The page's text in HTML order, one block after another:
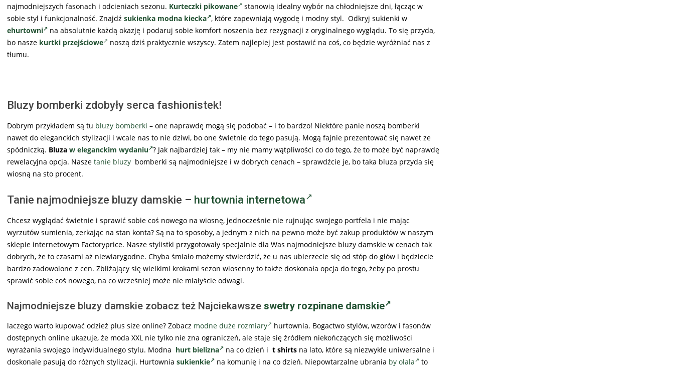
najmodniejszych fasonach i odcieniach sezonu. Kurteczki pikowane
stanowią idealny wybór na chłodniejsze dni, łącząc w
sobie styl i funkcjonalność. Znajdź sukienka modna kiecka , które zapewniają wygodę i modny styl. Odkryj sukienki w
ehurtowni
na absolutnie każdą okazję i podaruj sobie komfort noszenia bez rezygnacji z oryginalnego wyglądu. To się przyda,
bo nasze kurtki przejściowe
noszą dziś praktycznie wszyscy. Zatem najlepiej jest postawić na coś, co będzie wyróżniać nas z
tłumu.
Bluzy bomberki zdobyły serca fashionistek!
Dobrym przykładem są tu bluzy bomberki – one naprawdę mogą się podobać – i to bardzo! Niektóre panie noszą bomberki
nawet do eleganckich stylizacji i wcale nas to nie dziwi, bo one świetnie do tego pasują. Mogą fajnie prezentować się nawet ze
spódniczką. Bluza w eleganckim wydaniu ? Jak najbardziej tak – my nie mamy wątpliwości co do tego, że to może być naprawdę
rewelacyjna opcja. Nasze tanie bluzy bomberki są najmodniejsze i w dobrych cenach – sprawdźcie je, bo taka bluza przyda się
wiosną na sto procent.
Tanie najmodniejsze bluzy damskie – hurtownia internetowa
Chcesz wyglądać świetnie i sprawić sobie coś nowego na wiosnę, jednocześnie nie rujnując swojego portfela i nie mając
wyrzutów sumienia, zerkając na stan konta? Są na to sposoby, a jednym z nich na pewno może być zakup produktów w naszym
sklepie internetowym Factoryprice. Nasze stylistki przygotowały specjalnie dla Was najmodniejsze bluzy damskie w cenach tak
dobrych, że to czasami aż niewiarygodne. Chyba śmiało możemy stwierdzić, że u nas ubierzecie się od stóp do głów i będziecie
bardzo zadowolone z cen. Zbliżający się wielkimi krokami sezon wiosenny to także doskonała opcja do tego, żeby po prostu
sprawić sobie coś nowego, na co wcześniej może nie miałyście odwagi.
Najmodniejsze bluzy damskie zobacz też Najciekawsze swetry rozpinane damskie
laczego warto kupować odzież plus size online? Zobacz modne duże rozmiary
hurtownia. Bogactwo stylów, wzorów i fasonów
dostępnych online ukazuje, że moda XXL nie tylko nie zna ograniczeń, ale staje się źródłem niekończących się możliwości
wyrażania swojego indywidualnego stylu. Modna hurt bielizna na co dzień i t shirts na lato, które są niezwykle uniwersalne i
doskonale pasują do różnych stylizacji. Hurtownia sukienkie na komunię i na co dzień. Niepowtarzalne ubrania by olala
to